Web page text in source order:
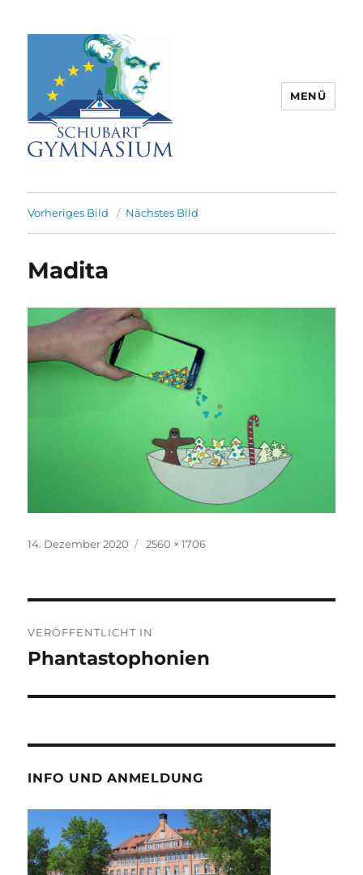
Partnerschule für Europa |
Rombacherstr. 30 | 73430 Aalen
MENÜ
Vorheriges Bild Nächstes Bild
Madita
Veröffentlicht
14. Dezember 2020
Volle
2560 × 1706
VERÖFFENTLICHT IN
Phantastophonien
INFO UND ANMELDUNG